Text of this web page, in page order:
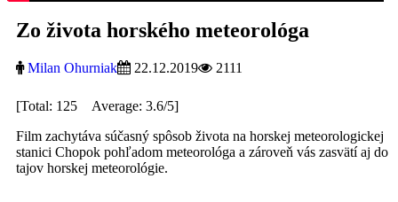
Zo života horského meteorológa
Milan Ohurniak 22.12.2019 2111
[Total: 125 Average: 3.6/5]
Film zachytáva súčasný spôsob života na horskej meteorologickej
stanici Chopok pohľadom meteorológa a zároveň vás zasvätí aj do
tajov horskej meteorológie.